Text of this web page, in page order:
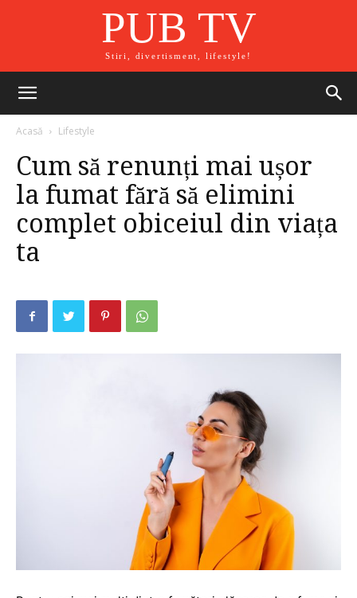
PUB TV
Stiri, divertisment, lifestyle!
Acasă Lifestyle
Cum să renunți mai ușor
la fumat fără să elimini
complet obiceiul din viața
ta